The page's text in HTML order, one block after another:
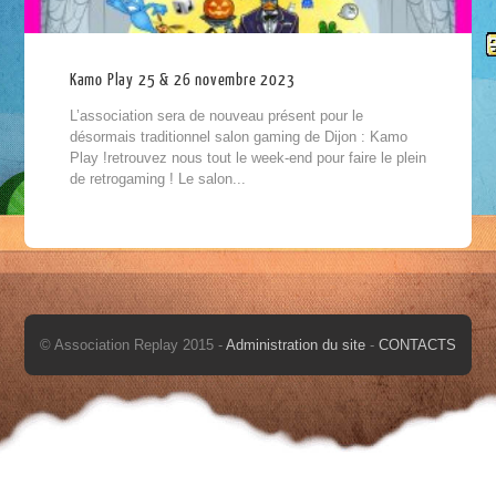
Kamo Play 25 & 26 novembre 2023
L’association sera de nouveau présent pour le
désormais traditionnel salon gaming de Dijon : Kamo
Play !retrouvez nous tout le week-end pour faire le plein
de retrogaming ! Le salon...
© Association Replay 2015 - Administration du site - CONTACTS